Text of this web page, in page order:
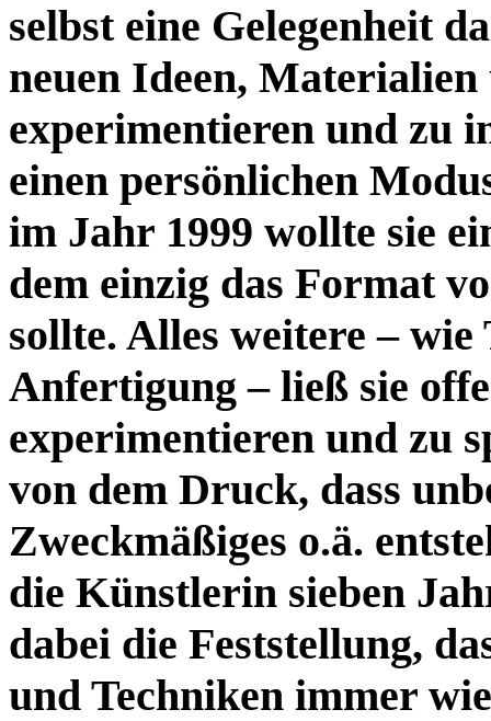
selbst eine Gelegenheit
neuen Ideen,
experimentieren und zu
einen persönlichen
im Jahr 1999 wollte sie
dem einzig das Format
sollte. Alles weitere –
Anfertigung – ließ sie
experimentieren und zu
von dem Druck, dass
Zweckmäßiges o.ä.
die Künstlerin sieben
dabei die Feststellung,
und Techniken immer